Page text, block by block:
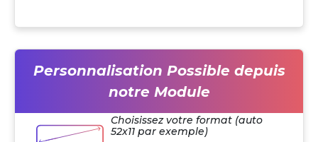
Personnalisation Possible depuis
notre Module
Choisissez votre format (auto
52x11 par exemple)